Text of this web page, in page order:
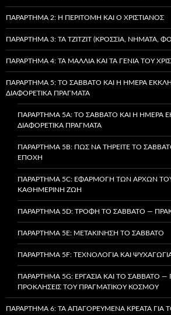
ΠΑΡΆΡΤΗΜΑ 2: Η ΠΕΡΙΤΟΜΉ ΚΑΙ Ο ΧΡΙΣΤΙΑΝΌΣ
ΠΑΡΆΡΤΗΜΑ 3: ΤΑ TZITZIT (ΚΡΌΣΣΙΑ, ΝΉΜΑΤΑ,
ΠΑΡΆΡΤΗΜΑ 4: ΤΑ ΜΑΛΛΙΆ ΚΑΙ ΤΑ ΓΈΝΙΑ ΤΟΥ
ΠΑΡΆΡΤΗΜΑ 5: ΤΟ ΣΆΒΒΑΤΟ ΚΑΙ Η ΗΜΈΡΑ
ΔΙΑΦΟΡΕΤΙΚΆ ΠΡΆΓΜΑΤΑ
ΠΑΡΆΡΤΗΜΑ 5A: ΤΟ ΣΆΒΒΑΤΟ ΚΑΙ Η ΗΜΈΡΑ
ΔΙΑΦΟΡΕΤΙΚΆ ΠΡΆΓΜΑΤΑ
ΠΑΡΆΡΤΗΜΑ 5B: ΠΏΣ ΝΑ ΤΗΡΕΊΤΕ ΤΟ
ΕΠΟΧΉ
ΠΑΡΆΡΤΗΜΑ 5C: ΕΦΑΡΜΟΓΉ ΤΩΝ ΑΡΧΏΝ
ΚΑΘΗΜΕΡΙΝΉ ΖΩΉ
ΠΑΡΆΡΤΗΜΑ 5D: ΤΡΟΦΉ ΤΟ ΣΆΒΒΑΤΟ —
ΠΑΡΆΡΤΗΜΑ 5E: ΜΕΤΑΚΊΝΗΣΗ ΤΟ ΣΆΒΒΑΤΟ
ΠΑΡΆΡΤΗΜΑ 5F: ΤΕΧΝΟΛΟΓΊΑ ΚΑΙ
ΠΑΡΆΡΤΗΜΑ 5G: ΕΡΓΑΣΊΑ ΚΑΙ ΤΟ ΣΆΒΒΑΤΟ —
ΠΡΟΚΛΉΣΕΙΣ ΤΟΥ ΠΡΑΓΜΑΤΙΚΟΎ ΚΌΣΜΟΥ
ΠΑΡΆΡΤΗΜΑ 6: ΤΑ ΑΠΑΓΟΡΕΥΜΈΝΑ ΚΡΈΑΤΑ ΓΙΑ